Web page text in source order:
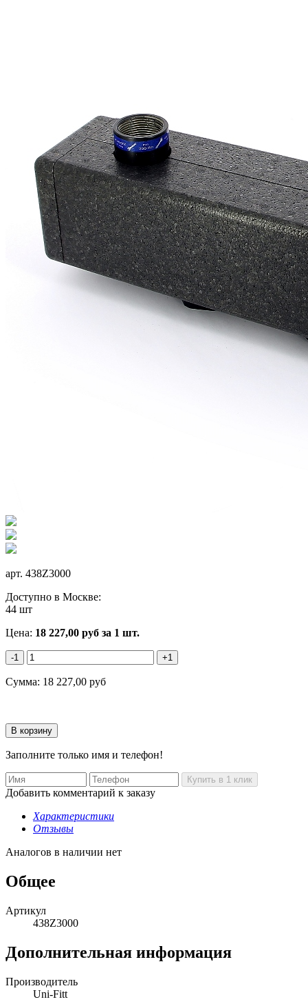
арт. 438Z3000
Доступно в Москве:
44 шт
Цена: 18 227,00 руб за 1 шт.
-1 +1
Сумма: 18 227,00 руб
Заполните только имя и телефон!
Добавить комментарий к заказу
Характеристики
Отзывы
Аналогов в наличии нет
Общее
Артикул
438Z3000
Дополнительная информация
Производитель
Uni-Fitt